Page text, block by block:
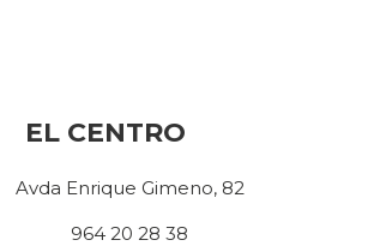
EL CENTRO
Avda Enrique Gimeno, 82
964 20 28 38